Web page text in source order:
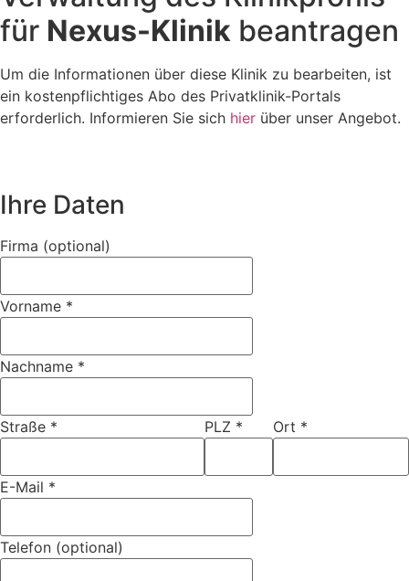
für Nexus-Klinik beantragen
Um die Informationen über diese Klinik zu bearbeiten, ist
ein kostenpflichtiges Abo des Privatklinik-Portals
erforderlich. Informieren Sie sich hier über unser Angebot.
Ihre Daten
Firma (optional)
Vorname *
Nachname *
Straße * PLZ * Ort *
E-Mail *
Telefon (optional)